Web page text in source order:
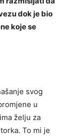
dok je bio
koje se
svog
u
želju za
To mi je